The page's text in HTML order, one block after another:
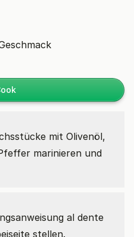
mit Olivenöl,
marinieren und
al dente
stellen.